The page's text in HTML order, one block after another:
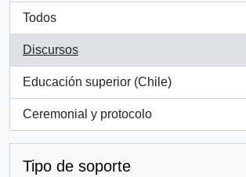
Todos
Discursos
, 4 resultados
Educación superior (Chile)
, 3 resultados
Ceremonial y protocolo
, 1 resultados
Tipo de soporte